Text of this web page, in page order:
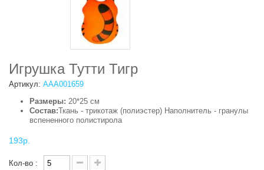
Игрушка Тутти Тигр
Артикул: ААА001659
Размеры: 20*25 см
Состав:Ткань - трикотаж (полиэстер) Наполнитель - гранулы
вспененного полистирола
193р.
Кол-во :